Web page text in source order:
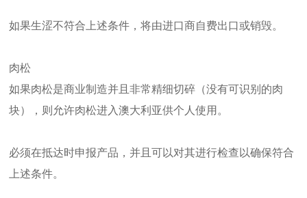
如果生涩不符合上述条件，将由进口商自费出口或销毁。
肉松
如果肉松是商业制造并且非常精细切碎（没有可识别的肉
块），则允许肉松进入澳大利亚供个人使用。
必须在抵达时申报产品，并且可以对其进行检查以确保符合
上述条件。